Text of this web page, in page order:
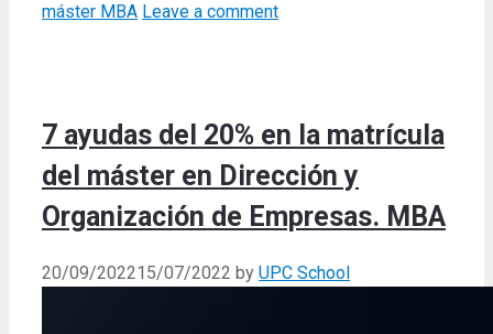
máster MBA Leave a comment
7 ayudas del 20% en la matrícula
del máster en Dirección y
Organización de Empresas. MBA
20/09/202215/07/2022 by UPC School